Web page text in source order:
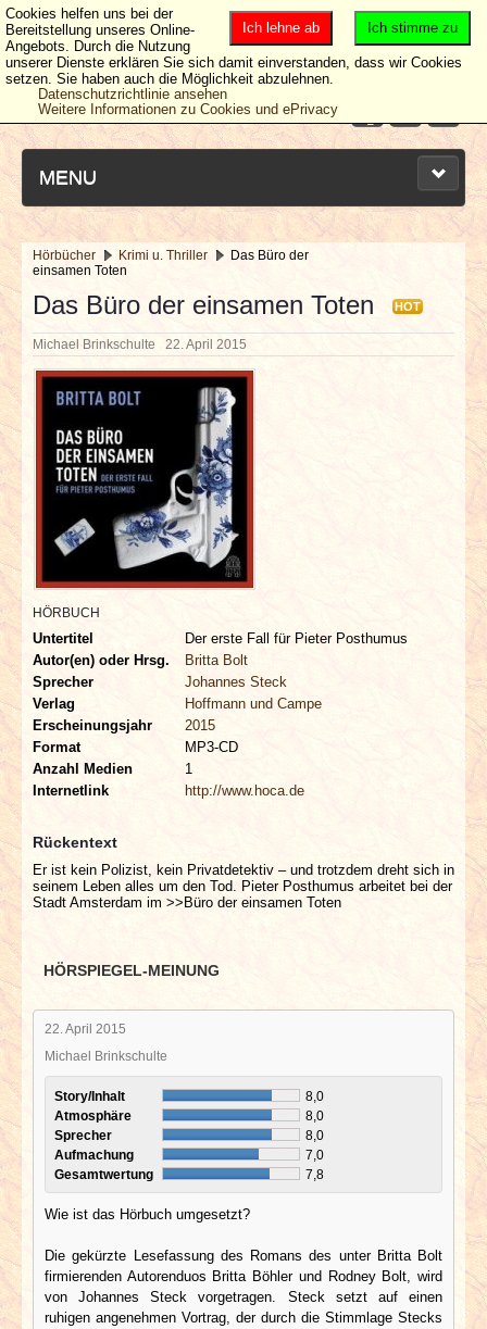
MENU
NEUESTE ARTIKEL
NEWS & DATES
BERICHTE
VERLOSUNGEN
INTERVIEWS
SPECIALS
REDAKTION
LINKS
ARCHIV
Hörbücher Krimi u. Thriller
Das Büro der
einsamen Toten
Das Büro der einsamen Toten HOT
Michael Brinkschulte 22. April 2015
HÖRBUCH
Untertitel
Der erste Fall für Pieter Posthumus
Autor(en) oder Hrsg.
Britta Bolt
Sprecher
Johannes Steck
Verlag
Hoffmann und Campe
Erscheinungsjahr
2015
Format
MP3-CD
Anzahl Medien
1
Internetlink
http://www.hoca.de
Rückentext
Er ist kein Polizist, kein Privatdetektiv – und trotzdem dreht sich in
seinem Leben alles um den Tod. Pieter Posthumus arbeitet bei der
Stadt Amsterdam im >>Büro der einsamen Toten
HÖRSPIEGEL-MEINUNG
22. April 2015
Michael Brinkschulte
Story/Inhalt
8,0
Atmosphäre
8,0
Sprecher
8,0
Aufmachung
7,0
Gesamtwertung
7,8
Wie ist das Hörbuch umgesetzt?
Die gekürzte Lesefassung des Romans des unter Britta Bolt
firmierenden Autorenduos Britta Böhler und Rodney Bolt, wird
von Johannes Steck vorgetragen. Steck setzt auf einen
ruhigen angenehmen Vortrag, der durch die Stimmlage Stecks
Ich stimme zu
Ich lehne ab
Cookies helfen uns bei der
Bereitstellung unseres Online-
Angebots. Durch die Nutzung
unserer Dienste erklären Sie sich damit einverstanden, dass wir Cookies
setzen. Sie haben auch die Möglichkeit abzulehnen.
Datenschutzrichtlinie ansehen
Weitere Informationen zu Cookies und ePrivacy